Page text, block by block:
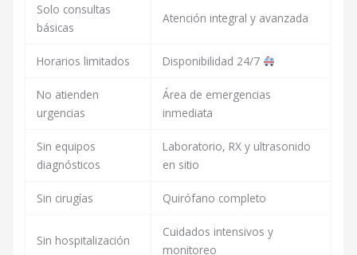
Solo consultas
básicas
Atención integral y avanzada
Horarios limitados Disponibilidad 24/7
No atienden
urgencias
Área de emergencias
inmediata
Sin equipos
diagnósticos
Laboratorio, RX y ultrasonido
en sitio
Sin cirugías Quirófano completo
Sin hospitalización
Cuidados intensivos y
monitoreo